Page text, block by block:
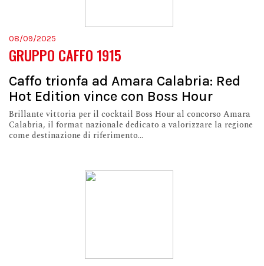
08/09/2025
GRUPPO CAFFO 1915
Caffo trionfa ad Amara Calabria: Red
Hot Edition vince con Boss Hour
Brillante vittoria per il cocktail Boss Hour al concorso Amara
Calabria, il format nazionale dedicato a valorizzare la regione
come destinazione di riferimento...